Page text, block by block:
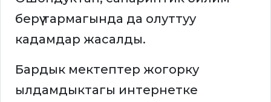
берүү тармагында да олуттуу
кадамдар жасалды.
Бардык мектептер жогорку
ылдамдыктагы интернетке